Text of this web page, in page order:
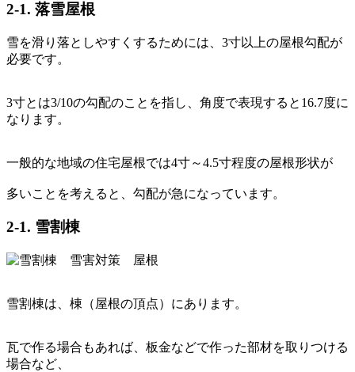
2-1. 落雪屋根
雪を滑り落としやすくするためには、3寸以上の屋根勾配が
必要です。
3寸とは3/10の勾配のことを指し、角度で表現すると16.7度に
なります。
一般的な地域の住宅屋根では4寸～4.5寸程度の屋根形状が
多いことを考えると、勾配が急になっています。
2-1. 雪割棟
雪割棟は、棟（屋根の頂点）にあります。
瓦で作る場合もあれば、板金などで作った部材を取りつける
場合など、